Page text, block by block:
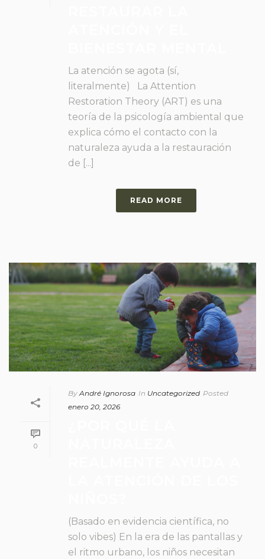
La atención se agota (sí,
literalmente) La Attention
Restoration Theory (ART) es una
teoría de la psicología ambiental que
explica cómo el contacto con la
naturaleza ayuda a la restauración
de [...]
READ MORE
0
By André Ignorosa In Uncategorized Posted
enero 20, 2026
(Basado en evidencia científica, no
solo vibes) En la era de las pantallas y
el ritmo urbano, los niños necesitan